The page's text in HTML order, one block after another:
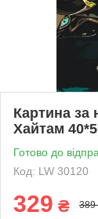
Картина за
Хайтам
Готово до
Код: LW 30120
329 ₴ 389